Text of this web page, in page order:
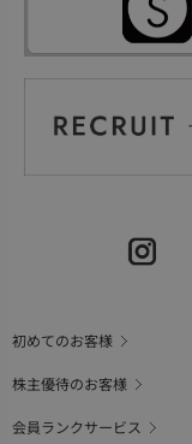
初めてのお客様
株主優待のお客様
会員ランクサービス